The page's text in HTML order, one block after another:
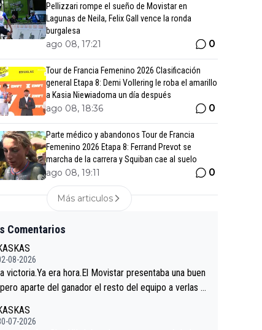
Pellizzari rompe el sueño de Movistar en
Lagunas de Neila, Felix Gall vence la ronda
burgalesa
ago 08, 17:21 0
Tour de Francia Femenino 2026 Clasificación
general Etapa 8: Demi Vollering le roba el amarillo
a Kasia Niewiadoma un día después
ago 08, 18:36 0
Parte médico y abandonos Tour de Francia
Femenino 2026 Etapa 8: Ferrand Prevot se
marcha de la carrera y Squiban cae al suelo
ago 08, 19:11 0
Más articulos
Comentarios
08-2026
victoria.Ya era hora.El Movistar presentaba una buen
aparte del ganador el resto del equipo a verlas v
buena noticia es la mejoría de Enric Más en San S
07-2026